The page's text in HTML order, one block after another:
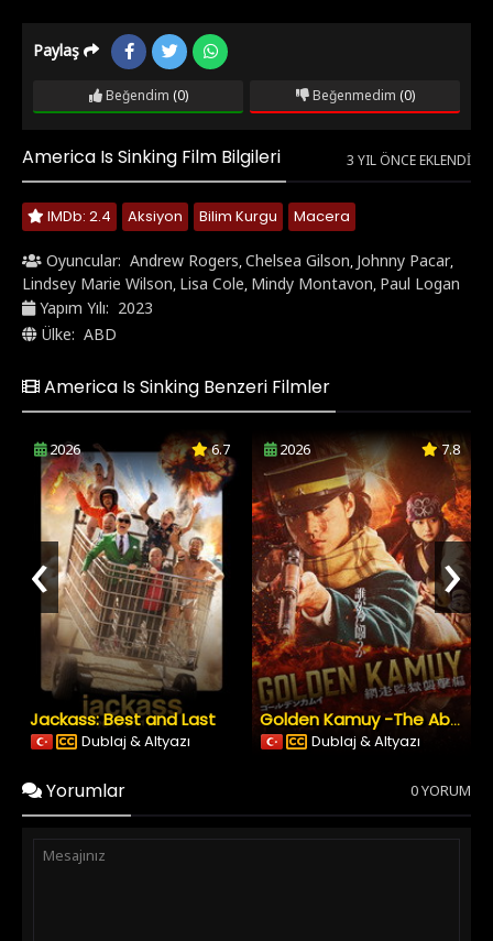
Paylaş
Beğendim (0) Beğenmedim (0)
America Is Sinking Film Bilgileri 3 YIL ÖNCE EKLENDI
IMDb: 2.4 Aksiyon Bilim Kurgu Macera
Oyuncular: Andrew Rogers,Chelsea Gilson, Johnny Pacar,
Lindsey Marie Wilson, Lisa Cole, Mindy Montavon, Paul Logan
Yapım Yılı: 2023
Ülke: ABD
America Is Sinking Benzeri Filmler
2026 6.7
Jackass: Best and Last
Dublaj & Altyazı
2026 7.8
Golden Kamuy -The Abashiri Prison Raid
Dublaj & Altyazı
‹ ›
Yorumlar 0 YORUM